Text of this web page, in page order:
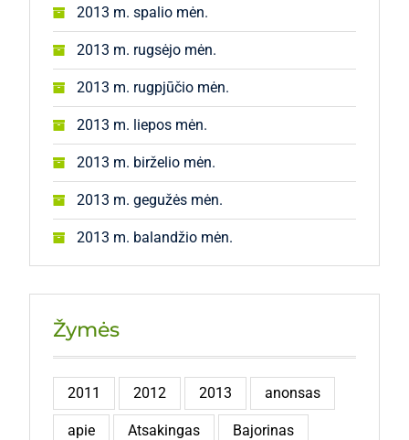
2013 m. spalio mėn.
2013 m. rugsėjo mėn.
2013 m. rugpjūčio mėn.
2013 m. liepos mėn.
2013 m. birželio mėn.
2013 m. gegužės mėn.
2013 m. balandžio mėn.
Žymės
2011 2012 2013 anonsas
apie Atsakingas Bajorinas